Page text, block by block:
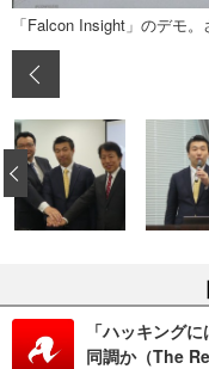
「Falcon Insight」のデモ
‹
「ハッキング
同調か（The